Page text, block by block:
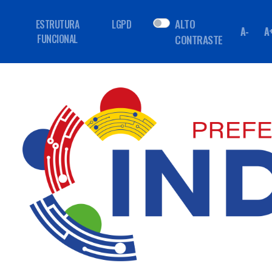
ESTRUTURA
FUNCIONAL
LGPD
ALTO
CONTRASTE
A-